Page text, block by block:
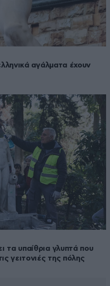
αγάλματα έχουν
τα υπαίθρια γλυπτά που
γειτονιές της πόλης